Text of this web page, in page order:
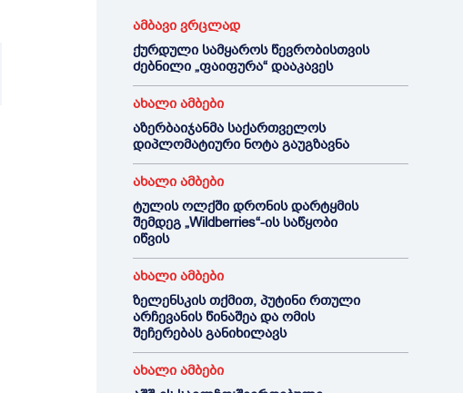
ამბავი ვრცლად
ქურდული სამყაროს წევრობისთვის
ძებნილი „ფაიფურა“ დააკავეს
ახალი ამბები
აზერბაიჯანმა საქართველოს
დიპლომატიური ნოტა გაუგზავნა
ახალი ამბები
ტულის ოლქში დრონის დარტყმის
შემდეგ „Wildberries“-ის საწყობი
იწვის
ახალი ამბები
ზელენსკის თქმით, პუტინი რთული
არჩევანის წინაშეა და ომის
შეჩერებას განიხილავს
ახალი ამბები